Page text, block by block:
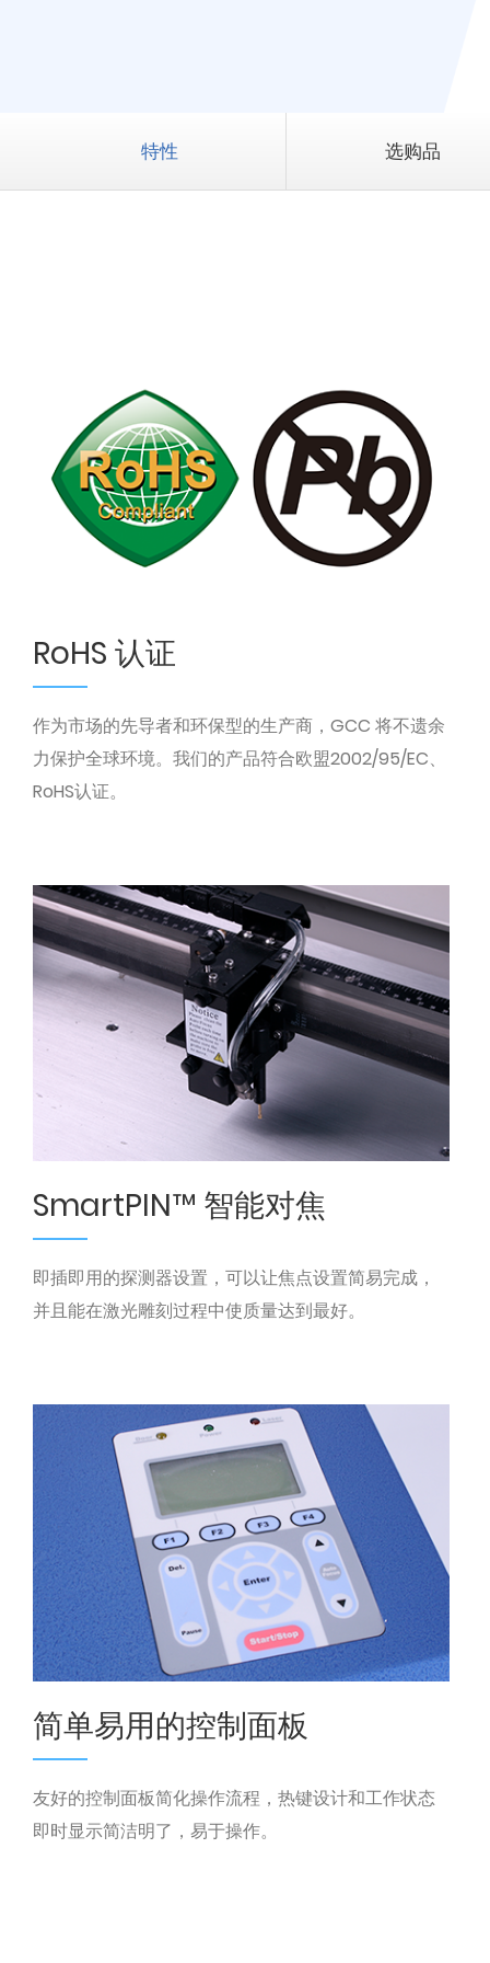
特性 选购品
RoHS 认证
作为市场的先导者和环保型的生产商，GCC 将不遗余
力保护全球环境。我们的产品符合欧盟2002/95/EC、
RoHS认证。
SmartPIN™ 智能对焦
即插即用的探测器设置，可以让焦点设置简易完成，
并且能在激光雕刻过程中使质量达到最好。
简单易用的控制面板
友好的控制面板简化操作流程，热键设计和工作状态
即时显示简洁明了，易于操作。